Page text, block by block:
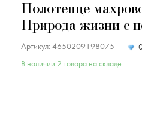
Полотенце
Природа жизни с
Артикул: 4650209198075
В наличии 2 товара на складе